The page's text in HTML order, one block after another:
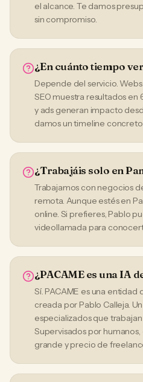
el alcance. Te damos
sin compromiso.
¿En cuánto tiempo
Depende del servicio.
SEO muestra resultados en
y ads generan impacto
damos un timeline
¿Trabajáis solo en
Trabajamos con negocios
remota. Aunque estés en
online. Si prefieres, Pablo
videollamada para
¿PACAME es una IA
Sí. PACAME es una
creada por Pablo Calleja.
especializados que
Supervisados por
grande y precio de